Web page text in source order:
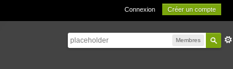
Connexion Créer un compte
Membres